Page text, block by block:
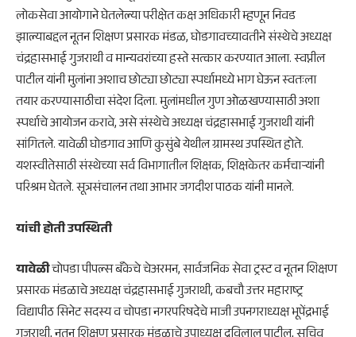
लोकसेवा आयोगाने घेतलेल्या परीक्षेत कक्ष अधिकारी म्हणून निवड
झाल्याबद्दल नूतन शिक्षण प्रसारक मंडळ, घोडगावच्यावतीने संस्थेचे अध्यक्ष
चंद्रहासभाई गुजराथी व मान्यवरांच्या हस्ते सत्कार करण्यात आला. स्वप्नील
पाटील यांनी मुलांना अशाच छोट्या छोट्या स्पर्धामध्ये भाग घेऊन स्वतःला
तयार करण्यासाठीचा संदेश दिला. मुलांमधील गुण ओळखण्यासाठी अशा
स्पर्धाचे आयोजन करावे, असे संस्थेचे अध्यक्ष चंद्रहासभाई गुजराथी यांनी
सांगितले. यावेळी घोडगाव आणि कुसुंबे येथील ग्रामस्थ उपस्थित होते.
यशस्वीतेसाठी संस्थेच्या सर्व विभागातील शिक्षक, शिक्षकेतर कर्मचाऱ्यांनी
परिश्रम घेतले. सूत्रसंचालन तथा आभार जगदीश पाठक यांनी मानले.
यांची होती उपस्थिती
यावेळीचोपडा पीपल्स बँकेचे चेअरमन, सार्वजनिक सेवा ट्रस्ट व नूतन शिक्षण
प्रसारक मंडळाचे अध्यक्ष चंद्रहासभाई गुजराथी, कबचौ उत्तर महाराष्ट्र
विद्यापीठ सिनेट सदस्य व चोपडा नगरपरिषदेचे माजी उपनगराध्यक्ष भूपेंद्रभाई